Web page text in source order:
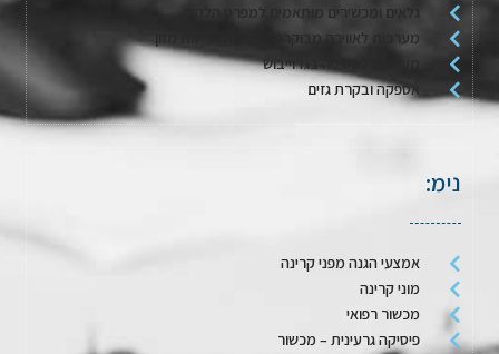
גלאים ומכשירים מותאמים למפרט הלקוח
מערכות לאווירה מבוקרת / דגימת אריזות מזון
מערכות לשטיפה בגז וייבוש
אספקה ובקרת גזים
נימ:
אמצעי הגנה מפני קרינה
מוני קרינה
מכשור רפואי
פיסיקה גרעינית – מכשור